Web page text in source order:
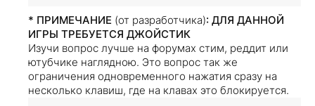
* ПРИМЕЧАНИЕ (от разработчика): ДЛЯ ДАННОЙ
ИГРЫ ТРЕБУЕТСЯ ДЖОЙСТИК
Изучи вопрос лучше на форумах стим, реддит или
ютубчике наглядною. Это вопрос так же
ограничения одновременного нажатия сразу на
несколько клавиш, где на клавах это блокируется.